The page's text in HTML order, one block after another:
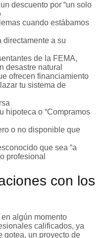
descuento por “un solo
cuando estábamos
directamente a su
de la FEMA,
desastre natural
ofrecen financiamiento
tu sistema de
hipoteca o “Compramos
o no disponible que
que sea “a
profesional
con los
algún momento
calificados, ya
gotea, un proyecto de